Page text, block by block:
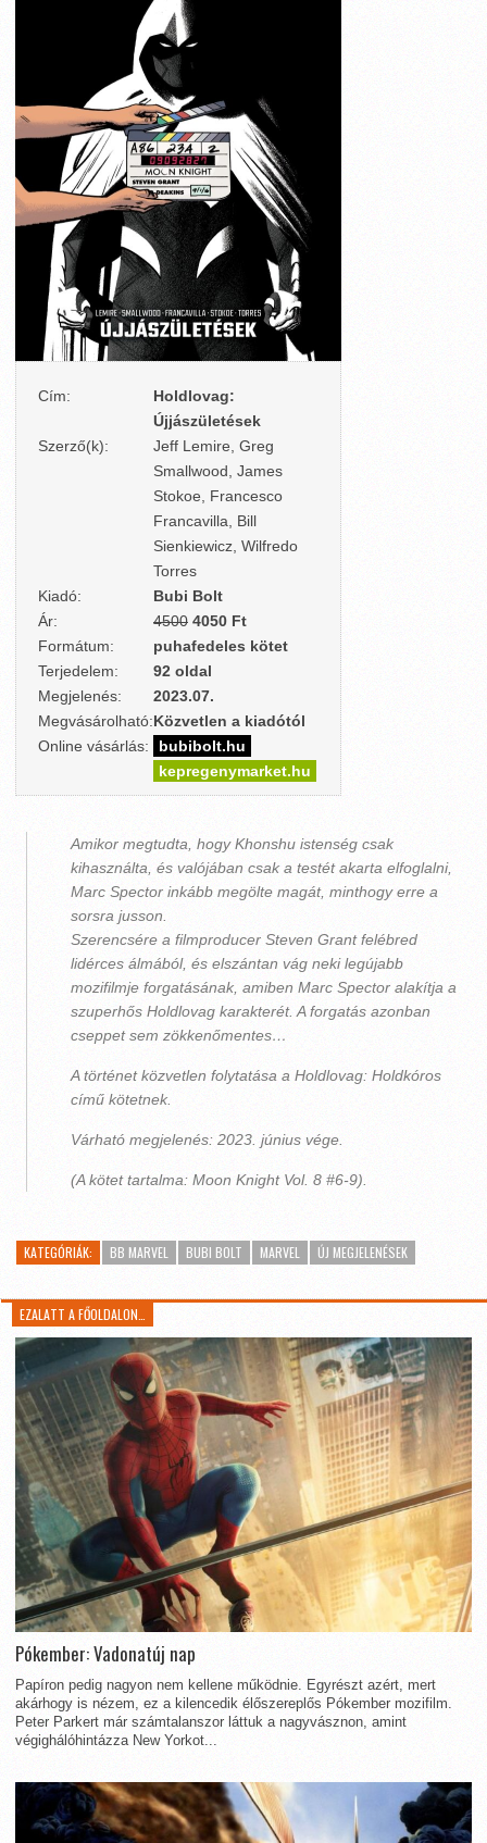
Cím:
Holdlovag:
Újjászületések
Szerző(k):
Jeff Lemire, Greg
Smallwood, James
Stokoe, Francesco
Francavilla, Bill
Sienkiewicz, Wilfredo
Torres
Kiadó:
Bubi Bolt
Ár:
4500 4050 Ft
Formátum:
puhafedeles kötet
Terjedelem:
92 oldal
Megjelenés:
2023.07.
Megvásárolható:Közvetlen a kiadótól
Online vásárlás:
bubibolt.hu
kepregenymarket.hu
Amikor megtudta, hogy Khonshu istenség csak
kihasználta, és valójában csak a testét akarta elfoglalni,
Marc Spector inkább megölte magát, minthogy erre a
sorsra jusson.
Szerencsére a filmproducer Steven Grant felébred
lidérces álmából, és elszántan vág neki legújabb
mozifilmje forgatásának, amiben Marc Spector alakítja a
szuperhős Holdlovag karakterét. A forgatás azonban
cseppet sem zökkenőmentes…
A történet közvetlen folytatása a Holdlovag: Holdkóros
című kötetnek.
Várható megjelenés: 2023. június vége.
(A kötet tartalma: Moon Knight Vol. 8 #6-9).
KATEGÓRIÁK: BB MARVEL BUBI BOLT MARVEL ÚJ MEGJELENÉSEK
EZALATT A FŐOLDALON…
Pókember: Vadonatúj nap
Papíron pedig nagyon nem kellene működnie. Egyrészt azért, mert
akárhogy is nézem, ez a kilencedik élőszereplős Pókember mozifilm.
Peter Parkert már számtalanszor láttuk a nagyvásznon, amint
végighálóhintázza New Yorkot...